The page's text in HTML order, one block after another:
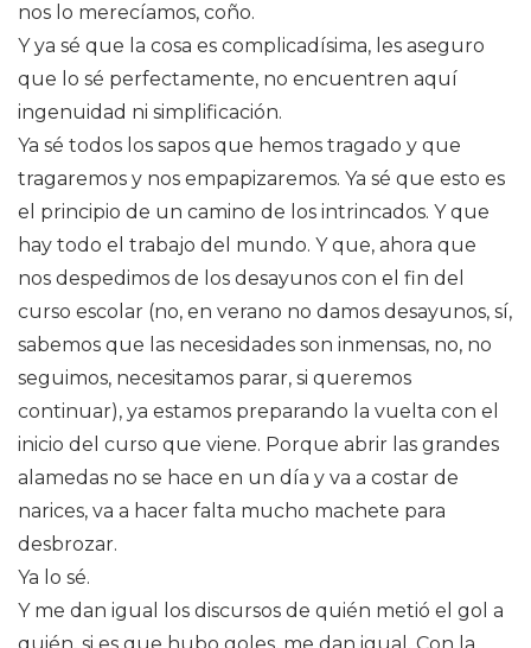
nos lo merecíamos, coño.
Y ya sé que la cosa es complicadísima, les aseguro
que lo sé perfectamente, no encuentren aquí
ingenuidad ni simplificación.
Ya sé todos los sapos que hemos tragado y que
tragaremos y nos empapizaremos. Ya sé que esto es
el principio de un camino de los intrincados. Y que
hay todo el trabajo del mundo. Y que, ahora que
nos despedimos de los desayunos con el fin del
curso escolar (no, en verano no damos desayunos, sí,
sabemos que las necesidades son inmensas, no, no
seguimos, necesitamos parar, si queremos
continuar), ya estamos preparando la vuelta con el
inicio del curso que viene. Porque abrir las grandes
alamedas no se hace en un día y va a costar de
narices, va a hacer falta mucho machete para
desbrozar.
Ya lo sé.
Y me dan igual los discursos de quién metió el gol a